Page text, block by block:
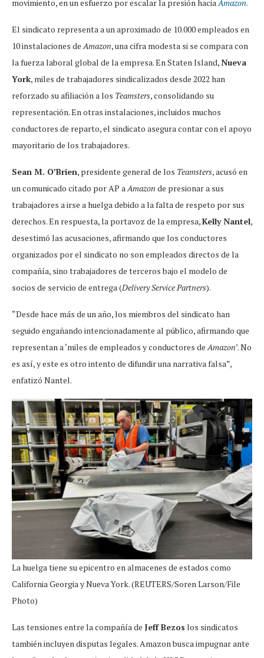
movimiento, en un esfuerzo por escalar la presión haciaAmazon.
El sindicato representa a un aproximado de 10.000 empleados en
10 instalaciones deAmazon, una cifra modesta si se compara con
la fuerza laboral global de la empresa. En Staten Island,Nueva
York, miles de trabajadores sindicalizados desde 2022 han
reforzado su afiliación a los Teamsters, consolidando su
representación. En otras instalaciones, incluidos muchos
conductores de reparto, el sindicato asegura contar con el apoyo
mayoritario de los trabajadores.
Sean M. O’Brien, presidente general de los Teamsters, acusó en
un comunicado citado por AP aAmazon de presionar a sus
trabajadores a irse a huelga debido a la falta de respeto por sus
derechos. En respuesta, la portavoz de la empresa,Kelly Nantel,
desestimó las acusaciones, afirmando que los conductores
organizados por el sindicato no son empleados directos de la
compañía, sino trabajadores de terceros bajo el modelo de
socios de servicio de entrega (Delivery Service Partners).
“Desde hace más de un año, los miembros del sindicato han
seguido engañando intencionadamente al público, afirmando que
representan a ‘miles de empleados y conductores deAmazon’. No
es así, y este es otro intento de difundir una narrativa falsa”,
enfatizó Nantel.
La huelga tiene su epicentro en almacenes de estados como
California Georgia y Nueva York. (REUTERS/Soren Larson/File
Photo)
Las tensiones entre la compañía de Jeff Bezos los sindicatos
también incluyen disputas legales. Amazon busca impugnar ante